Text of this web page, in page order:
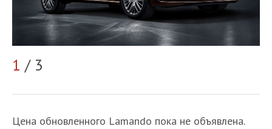
1 / 3
Цена обновленного Lamando пока не объявлена.